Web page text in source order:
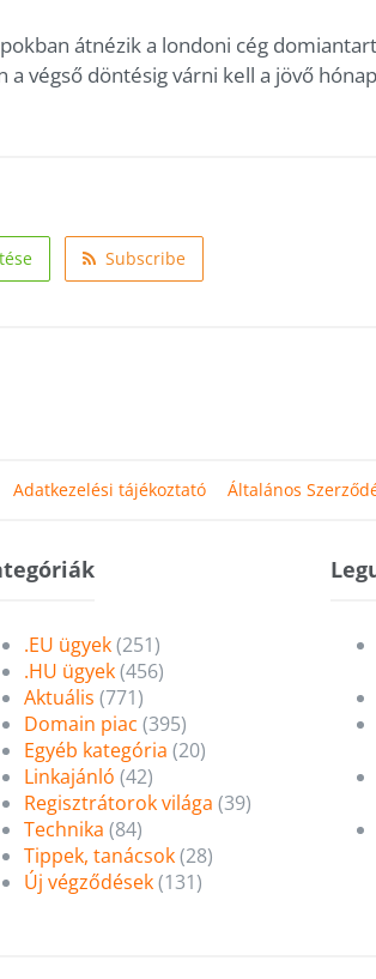
átnézik a londoni cég
végső döntésig várni kell a jövő
Subscribe
Adatkezelési tájékoztató Általános
.EU ügyek(251)
.HU ügyek(456)
Aktuális (771)
Domain piac (395)
Egyéb kategória (20)
Linkajánló (42)
Regisztrátorok világa (39)
Technika (84)
Tippek, tanácsok(28)
Új végződések(131)